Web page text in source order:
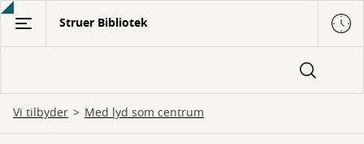
Gå
hovedindhold
Struer Bibliotek
Vi tilbyder Med lyd som centrum